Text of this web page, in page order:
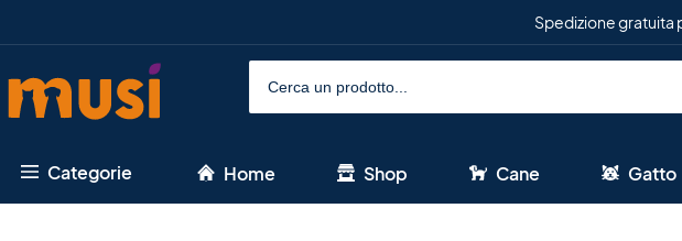
Spedizione gratuita
Categorie Home Shop Cane Gatto